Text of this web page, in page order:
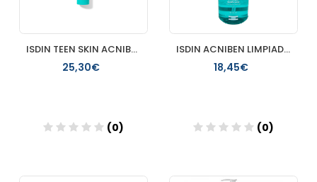
ISDIN TEEN SKIN ACNIBEN NIGHT CONCENTRATE ANTIIMPERFECCIONE
25,30€
(0)
ISDIN ACNIBEN LIMPIADOR MATIFICANTE GEL 400 ML
18,45€
(0)